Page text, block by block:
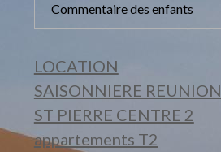
Commentaire des enfants
LOCATION
SAISONNIERE REUNION
ST PIERRE CENTRE 2
appartements T2